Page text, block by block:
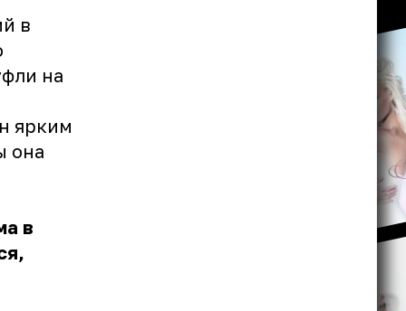
в
на
ярким
она
в